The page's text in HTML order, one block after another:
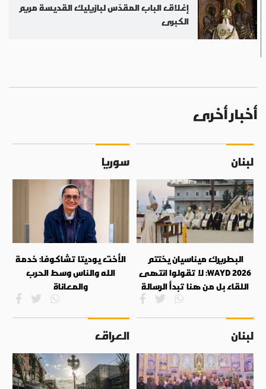
إغلاق الباب المقدّس لبازيليك القديسة مريم
الكبرى
أخبار أخرى
لبنان
البطريرك ميناسيان يختتم
WAYD 2026: لا تقولوا انتهى
اللقاء بل من هنا تبدأ الرسالة
سوريا
الأخت يوديتا تشاكوفا: خدمة
الله والناس وسط الحرب
والمعاناة
لبنان العراق